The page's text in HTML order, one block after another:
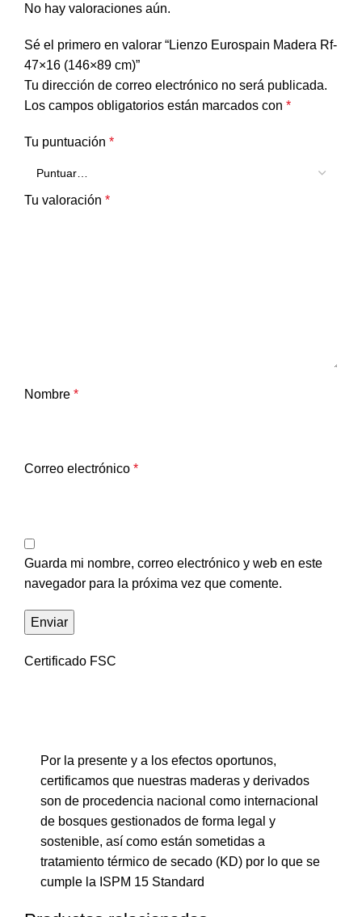
No hay valoraciones aún.
Sé el primero en valorar “Lienzo Eurospain Madera Rf-
47×16 (146×89 cm)”
Tu dirección de correo electrónico no será publicada.
Los campos obligatorios están marcados con *
Tu puntuación *
Tu valoración *
Nombre *
Correo electrónico *
Guarda mi nombre, correo electrónico y web en este
navegador para la próxima vez que comente.
Certificado FSC
Por la presente y a los efectos oportunos,
certificamos que nuestras maderas y derivados
son de procedencia nacional como internacional
de bosques gestionados de forma legal y
sostenible, así como están sometidas a
tratamiento térmico de secado (KD) por lo que se
cumple la ISPM 15 Standard